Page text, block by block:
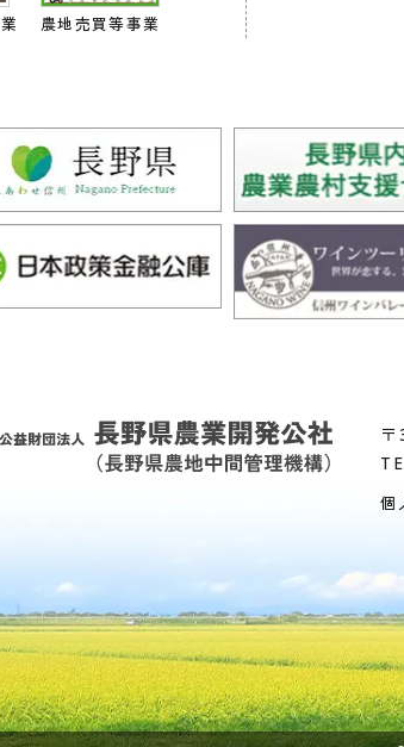
農地売買等事業
個